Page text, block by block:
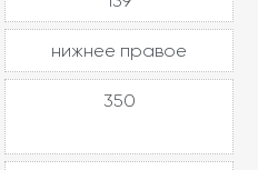
нижнее правое
350